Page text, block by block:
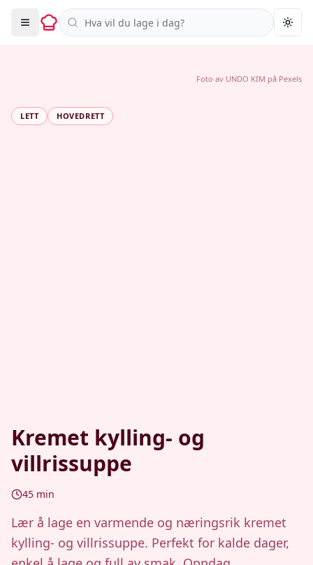
Søk i oppskrifter
LETT HOVEDRETT
Kremet kylling- og
villrissuppe
45 min
Lær å lage en varmende og næringsrik kremet
kylling- og villrissuppe. Perfekt for kalde dager,
Foto av UNDO KIM på Pexels